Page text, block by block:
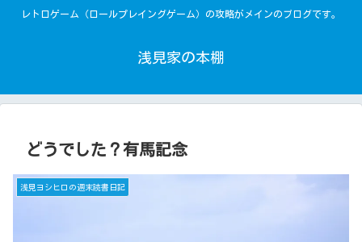
レトロゲーム（ロールプレイングゲーム）の攻略がメインのブログです。
浅見家の本棚
どうでした？有馬記念
浅見ヨシヒロの週末読書日記